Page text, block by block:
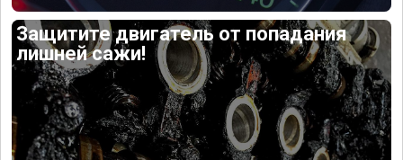
Защитите двигатель от попадания
лишней сажи!